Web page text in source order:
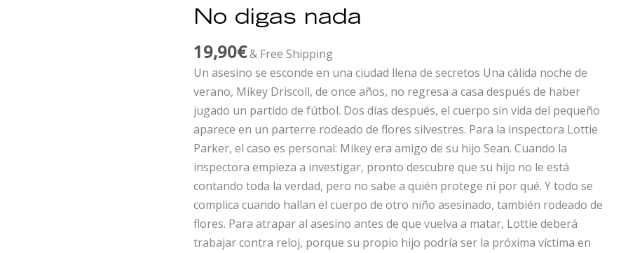
No digas nada
19,90€& Free Shipping
Un asesino se esconde en una ciudad llena de secretos Una cálida noche de
verano, Mikey Driscoll, de once años, no regresa a casa después de haber
jugado un partido de fútbol. Dos días después, el cuerpo sin vida del pequeño
aparece en un parterre rodeado de flores silvestres. Para la inspectora Lottie
Parker, el caso es personal: Mikey era amigo de su hijo Sean. Cuando la
inspectora empieza a investigar, pronto descubre que su hijo no le está
contando toda la verdad, pero no sabe a quién protege ni por qué. Y todo se
complica cuando hallan el cuerpo de otro niño asesinado, también rodeado de
flores. Para atrapar al asesino antes de que vuelva a matar, Lottie deberá
trabajar contra reloj, porque su propio hijo podría ser la próxima víctima en